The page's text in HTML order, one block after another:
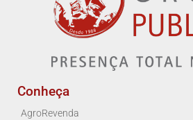
Conheça
AgroRevenda